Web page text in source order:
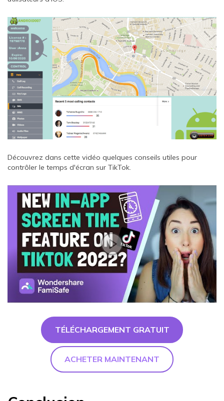
Découvrez dans cette vidéo quelques conseils utiles pour
contrôler le temps d'écran sur TikTok.
TÉLÉCHARGEMENT GRATUIT
ACHETER MAINTENANT